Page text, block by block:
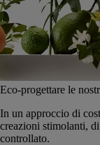
Eco-progettare le
In un approccio di
creazioni stimolanti,
controllato.